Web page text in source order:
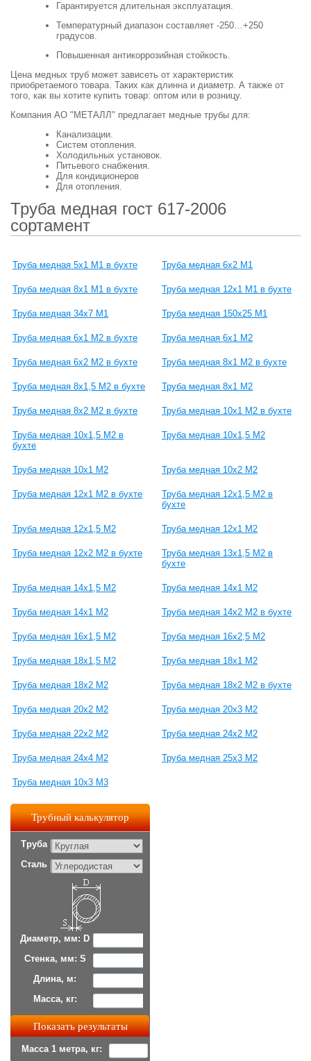
Гарантируется длительная эксплуатация.
Температурный диапазон составляет -250…+250
градусов.
Повышенная антикоррозийная стойкость.
Цена медных труб может зависеть от характеристик
приобретаемого товара. Таких как длинна и диаметр. А также от
того, как вы хотите купить товар: оптом или в розницу.
Компания АО "МЕТАЛЛ" предлагает медные трубы для:
Канализации.
Систем отопления.
Холодильных установок.
Питьевого снабжения.
Для кондиционеров
Для отопления.
Труба медная гост 617-2006
сортамент
Труба медная 5х1 М1 в бухте Труба медная 6х2 М1
Труба медная 8х1 М1 в бухте Труба медная 12х1 М1 в бухте
Труба медная 34х7 М1 Труба медная 150х25 М1
Труба медная 6х1 М2 в бухте Труба медная 6х1 М2
Труба медная 6х2 М2 в бухте Труба медная 8х1 М2 в бухте
Труба медная 8х1,5 М2 в бухте Труба медная 8х1 М2
Труба медная 8х2 М2 в бухте Труба медная 10х1 М2 в бухте
Труба медная 10х1,5 М2 в
бухте
Труба медная 10х1,5 М2
Труба медная 10х1 М2 Труба медная 10х2 М2
Труба медная 12х1 М2 в бухте
Труба медная 12х1,5 М2 в
бухте
Труба медная 12х1,5 М2 Труба медная 12х1 М2
Труба медная 12х2 М2 в бухте
Труба медная 13х1,5 М2 в
бухте
Труба медная 14х1,5 М2 Труба медная 14х1 М2
Труба медная 14х1 М2 Труба медная 14х2 М2 в бухте
Труба медная 16х1,5 М2 Труба медная 16х2,5 М2
Труба медная 18х1,5 М2 Труба медная 18х1 М2
Труба медная 18х2 М2 Труба медная 18х2 М2 в бухте
Труба медная 20х2 М2 Труба медная 20х3 М2
Труба медная 22х2 М2 Труба медная 24х2 М2
Труба медная 24х4 М2 Труба медная 25х3 М2
Труба медная 10х3 М3
Трубный калькулятор
Труба
Сталь
Диаметр, мм: D
Стенка, мм: S
Длина, м:
Масса, кг:
Масса 1 метра, кг: